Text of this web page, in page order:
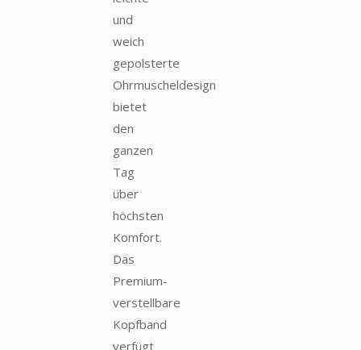
und
weich
gepolsterte
Ohrmuscheldesign
bietet
den
ganzen
Tag
über
höchsten
Komfort.
Das
Premium-
verstellbare
Kopfband
verfügt